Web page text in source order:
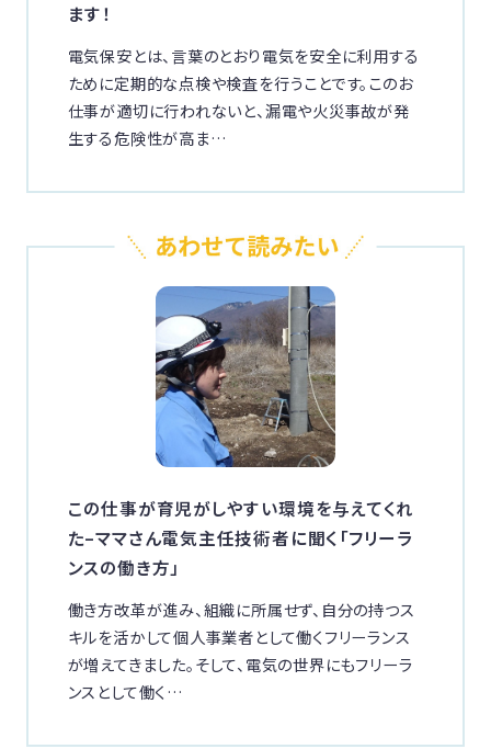
ます！
電気保安とは、言葉のとおり電気を安全に利用する
ために定期的な点検や検査を行うことです。このお
仕事が適切に行われないと、漏電や火災事故が発
生する危険性が高ま…
この仕事が育児がしやすい環境を与えてくれ
た–ママさん電気主任技術者に聞く「フリーラ
ンスの働き方」
働き方改革が進み、組織に所属せず、自分の持つス
キルを活かして個人事業者として働くフリーランス
が増えてきました。そして、電気の世界にもフリーラ
ンスとして働く…